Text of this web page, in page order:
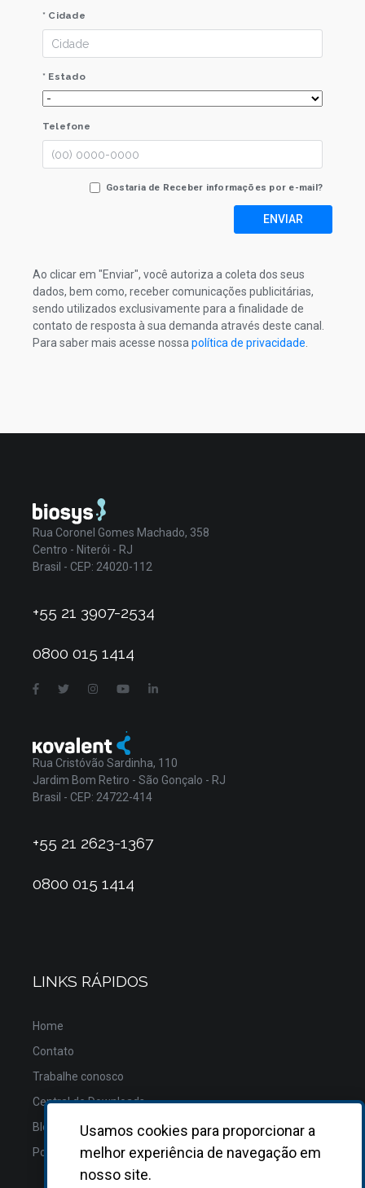
* Cidade
* Estado
Telefone
Gostaria de Receber informações por e-mail?
ENVIAR
Ao clicar em "Enviar", você autoriza a coleta dos seus
dados, bem como, receber comunicações publicitárias,
sendo utilizados exclusivamente para a finalidade de
contato de resposta à sua demanda através deste canal.
Para saber mais acesse nossapolítica de privacidade.
Rua Coronel Gomes Machado, 358
Centro - Niterói - RJ
Brasil - CEP: 24020-112
+55 21 3907-2534
0800 015 1414
Rua Cristóvão Sardinha, 110
Jardim Bom Retiro - São Gonçalo - RJ
Brasil - CEP: 24722-414
+55 21 2623-1367
0800 015 1414
LINKS RÁPIDOS
Home
Contato
Trabalhe conosco
Central de Downloads
Blog
Política de Privacidade
Usamos cookies para proporcionar a
melhor experiência de navegação em
nosso site.